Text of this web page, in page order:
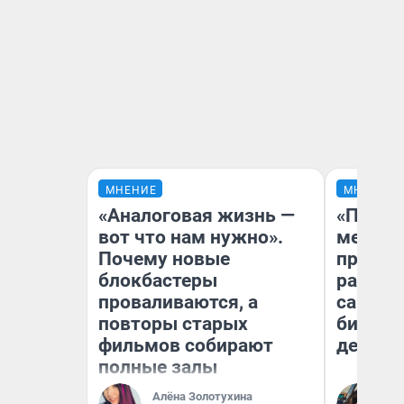
МНЕНИЕ
«Аналоговая жизнь —
вот что нам нужно».
Почему новые
блокбастеры
проваливаются, а
повторы старых
фильмов собирают
полные залы
Алёна Золотухина
МНЕНИЕ
самом